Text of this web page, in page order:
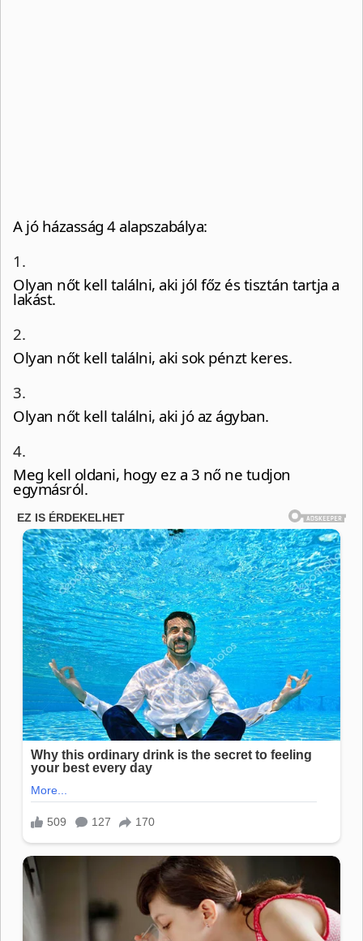
A jó házasság 4 alapszabálya:
1.
Olyan nőt kell találni, aki jól főz és tisztán tartja a
lakást.
2.
Olyan nőt kell találni, aki sok pénzt keres.
3.
Olyan nőt kell találni, aki jó az ágyban.
4.
Meg kell oldani, hogy ez a 3 nő ne tudjon
egymásról.